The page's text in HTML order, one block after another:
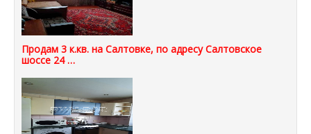
Продам 3 к.кв. на Салтовке, по адресу Салтовское
шоссе 24 …